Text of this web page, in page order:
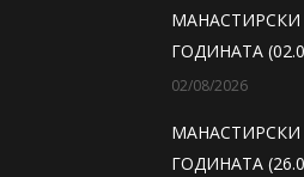
МАНАСТИРСКИ
ГОДИНАТА
02/08/2026
МАНАСТИРСКИ
ГОДИНАТА